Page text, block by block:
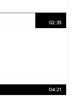
02:35
04:21